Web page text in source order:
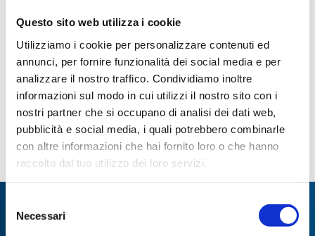
Questo sito web utilizza i cookie
Utilizziamo i cookie per personalizzare contenuti ed
annunci, per fornire funzionalità dei social media e per
analizzare il nostro traffico. Condividiamo inoltre
informazioni sul modo in cui utilizzi il nostro sito con i
nostri partner che si occupano di analisi dei dati web,
pubblicità e social media, i quali potrebbero combinarle
con altre informazioni che hai fornito loro o che hanno
raccolto dal tuo utilizzo dei loro servizi.
delNecessari
Tappi conici in teflon Tappi in sughero
Paginazione
attuale
Page
3 Page
4
Specialisti in: